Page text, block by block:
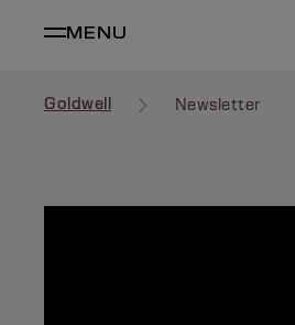
MENU
Goldwell Newsletter